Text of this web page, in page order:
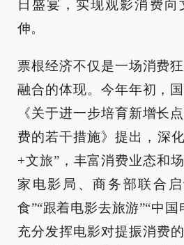
日盛宴，实现观影消费向
伸。
票根经济不仅是一场消费
融合的体现。今年年初，
《关于进一步培育新增长
费的若干措施》提出，深
+文旅”，丰富消费业态和
家电影局、商务部联合
食”“跟着电影去旅游”“中国
充分发挥电影对提振消费